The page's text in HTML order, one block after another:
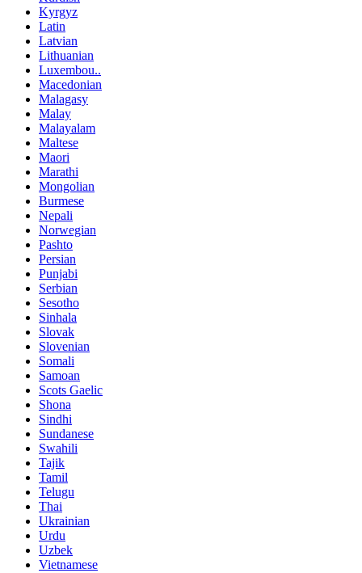
Kyrgyz
Latin
Latvian
Lithuanian
Luxembou..
Macedonian
Malagasy
Malay
Malayalam
Maltese
Maori
Marathi
Mongolian
Burmese
Nepali
Norwegian
Pashto
Persian
Punjabi
Serbian
Sesotho
Sinhala
Slovak
Slovenian
Somali
Samoan
Scots Gaelic
Shona
Sindhi
Sundanese
Swahili
Tajik
Tamil
Telugu
Thai
Ukrainian
Urdu
Uzbek
Vietnamese